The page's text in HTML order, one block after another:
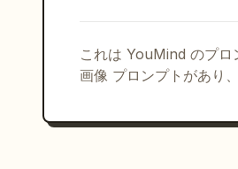
これは YouMind のプロ
画像 プロンプトがあり